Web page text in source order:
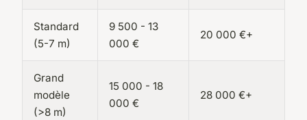
Standard
(5-7 m)
9 500 - 13
000 €
20 000 €+
Grand
modèle
(>8 m)
15 000 - 18
000 €
28 000 €+